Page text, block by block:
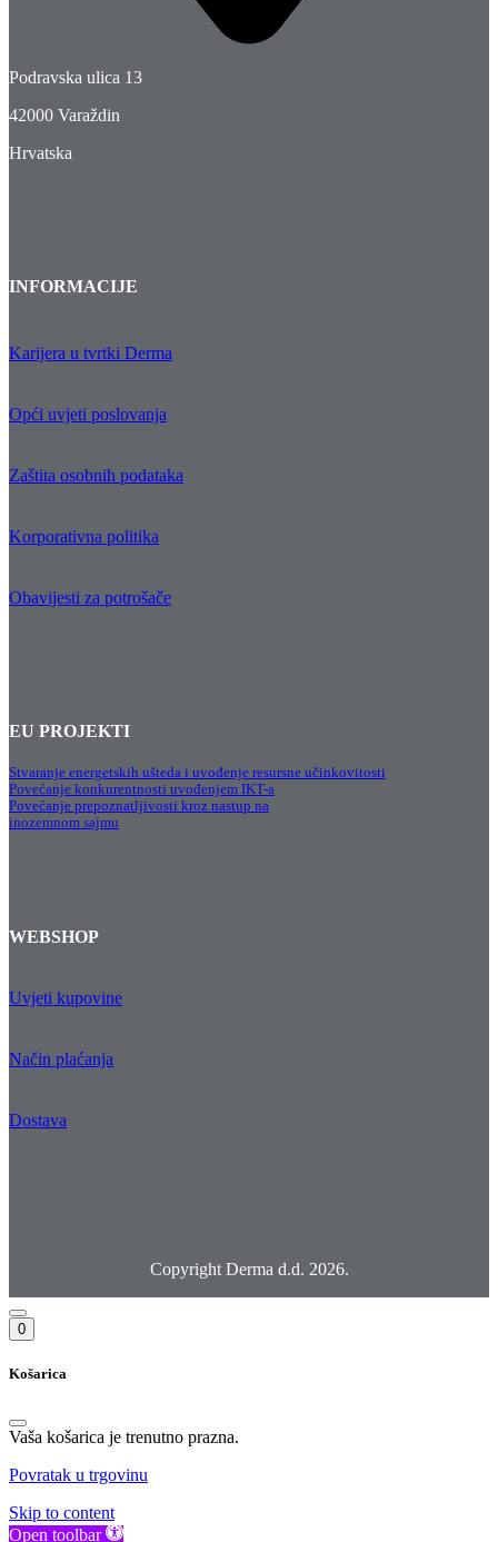
Podravska ulica 13
42000 Varaždin
Hrvatska
INFORMACIJE
Karijera u tvrtki Derma
Opći uvjeti poslovanja
Zaštita osobnih podataka
Korporativna politika
Obavijesti za potrošače
EU PROJEKTI
Stvaranje energetskih ušteda i uvođenje resursne učinkovitosti
Povećanje konkurentnosti uvođenjem IKT-a
Povećanje prepoznatljivosti kroz nastup na
inozemnom sajmu
WEBSHOP
Uvjeti kupovine
Način plaćanja
Dostava
Copyright Derma d.d. 2026.
0
Košarica
Vaša košarica je trenutno prazna.
Povratak u trgovinu
Skip to content
Open toolbar